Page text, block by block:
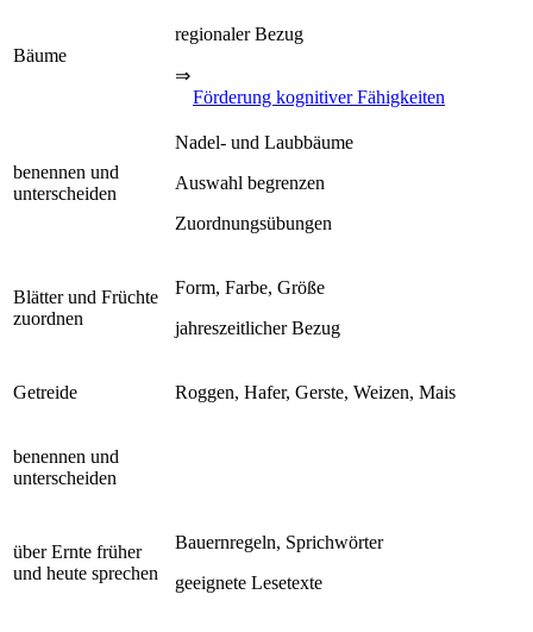
Bäume
regionaler Bezug
⇒
Förderung kognitiver Fähigkeiten
benennen und
unterscheiden
Nadel- und Laubbäume
Auswahl begrenzen
Zuordnungsübungen
Blätter und Früchte
zuordnen
Form, Farbe, Größe
jahreszeitlicher Bezug
Getreide Roggen, Hafer, Gerste, Weizen, Mais
benennen und
unterscheiden
über Ernte früher
und heute sprechen
Bauernregeln, Sprichwörter
geeignete Lesetexte